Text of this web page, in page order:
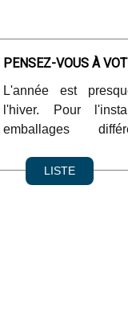
PENSEZ-VOUS À
L'année est
l'hiver. Pour
emballages
LISTE